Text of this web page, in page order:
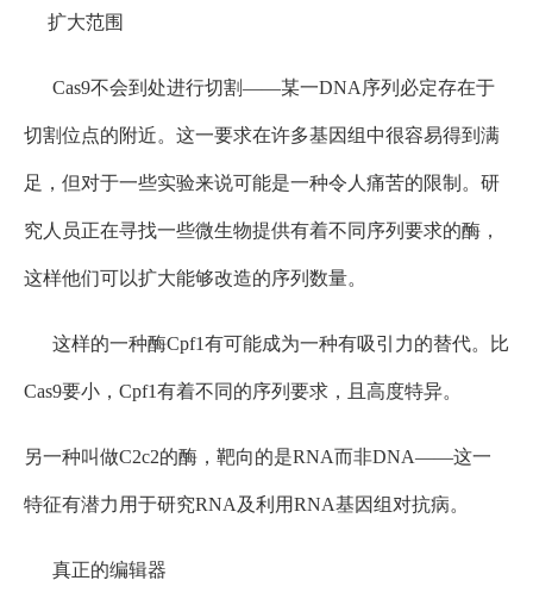
扩大范围
Cas9不会到处进行切割——某一DNA序列必定存在于
切割位点的附近。这一要求在许多基因组中很容易得到满
足，但对于一些实验来说可能是一种令人痛苦的限制。研
究人员正在寻找一些微生物提供有着不同序列要求的酶，
这样他们可以扩大能够改造的序列数量。
这样的一种酶Cpf1有可能成为一种有吸引力的替代。比
Cas9要小，Cpf1有着不同的序列要求，且高度特异。
另一种叫做C2c2的酶，靶向的是RNA而非DNA——这一
特征有潜力用于研究RNA及利用RNA基因组对抗病。
真正的编辑器